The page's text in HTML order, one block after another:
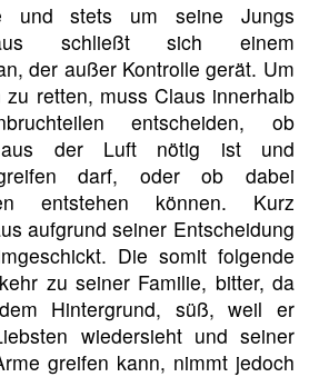
und stets um seine Jungs
schließt sich einem
der außer Kontrolle gerät. Um
zu retten, muss Claus innerhalb
entscheiden, ob
aus der Luft nötig ist und
darf, oder ob dabei
entstehen können. Kurz
aufgrund seiner Entscheidung
Die somit folgende
zu seiner Familie, bitter, da
Hintergrund, süß, weil er
wiedersieht und seiner
greifen kann, nimmt jedoch